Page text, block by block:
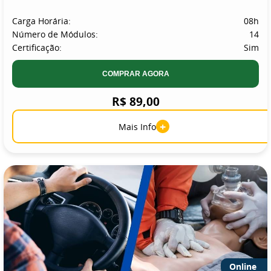
Carga Horária:
08h
Número de Módulos:
14
Certificação:
Sim
COMPRAR AGORA
R$ 89,00
Mais Info +
Online